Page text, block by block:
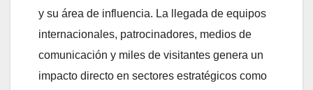
y su área de influencia. La llegada de equipos
internacionales, patrocinadores, medios de
comunicación y miles de visitantes genera un
impacto directo en sectores estratégicos como